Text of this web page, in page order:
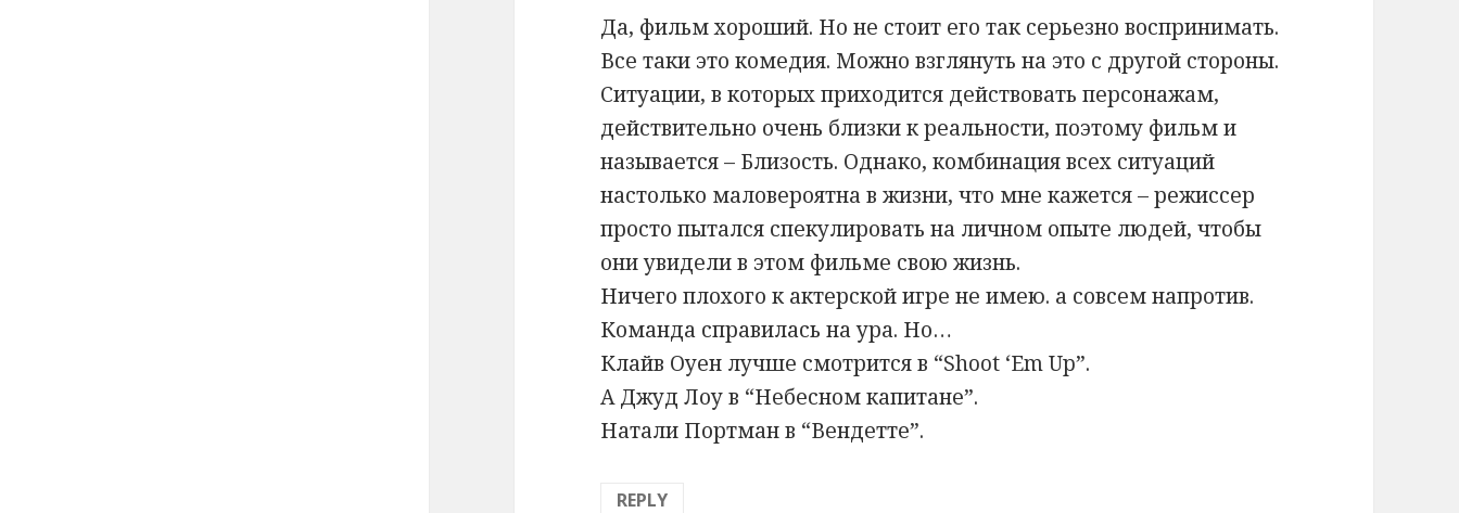
Да, фильм хороший. Но не стоит его так серьезно воспринимать.
Все таки это комедия. Можно взглянуть на это с другой стороны.
Ситуации, в которых приходится действовать персонажам,
действительно очень близки к реальности, поэтому фильм и
называется – Близость. Однако, комбинация всех ситуаций
настолько маловероятна в жизни, что мне кажется – режиссер
просто пытался спекулировать на личном опыте людей, чтобы
они увидели в этом фильме свою жизнь.
Ничего плохого к актерской игре не имею. а совсем напротив.
Команда справилась на ура. Но…
Клайв Оуен лучше смотрится в “Shoot ‘Em Up”.
А Джуд Лоу в “Небесном капитане”.
Натали Портман в “Вендетте”.
REPLY